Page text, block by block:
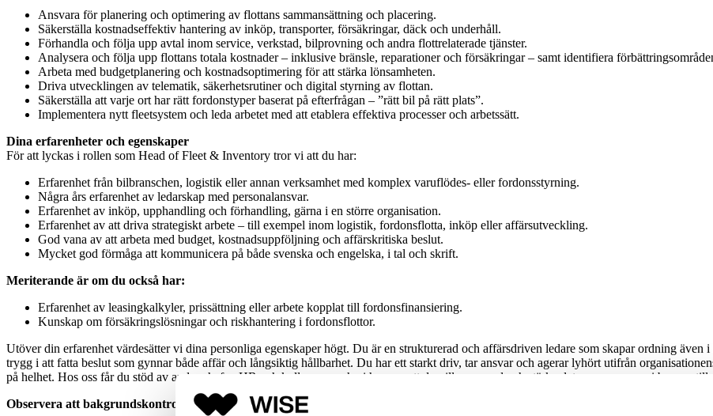
Ansvara för planering och optimering av flottans sammansättning och placering.
Säkerställa kostnadseffektiv hantering av inköp, transporter, försäkringar, däck och underhåll.
Förhandla och följa upp avtal inom service, verkstad, bilprovning och andra flottrelaterade tjänster.
Analysera och följa upp flottans totala kostnader – inklusive bränsle, reparationer och försäkringar – samt identifiera
Arbeta med budgetplanering och kostnadsoptimering för att stärka lönsamheten.
Driva utvecklingen av telematik, säkerhetsrutiner och digital styrning av flottan.
Säkerställa att varje ort har rätt fordonstyper baserat på efterfrågan – ”rätt bil på rätt plats”.
Implementera nytt fleetsystem och leda arbetet med att etablera effektiva processer och arbetssätt.
Dina erfarenheter och egenskaper
För att lyckas i rollen som Head of Fleet & Inventory tror vi att du har:
Erfarenhet från bilbranschen, logistik eller annan verksamhet med komplex varuflödes- eller fordonsstyrning.
Några års erfarenhet av ledarskap med personalansvar.
Erfarenhet av inköp, upphandling och förhandling, gärna i en större organisation.
Erfarenhet av att driva strategiskt arbete – till exempel inom logistik, fordonsflotta, inköp eller affärsutveckling.
God vana av att arbeta med budget, kostnadsuppföljning och affärskritiska beslut.
Mycket god förmåga att kommunicera på både svenska och engelska, i tal och skrift.
Meriterande är om du också har:
Erfarenhet av leasingkalkyler, prissättning eller arbete kopplat till fordonsfinansiering.
Kunskap om försäkringslösningar och riskhantering i fordonsflottor.
Utöver din erfarenhet värdesätter vi dina personliga egenskaper högt. Du är en strukturerad och affärsdriven ledare som skapar ordning
trygg i att fatta beslut som gynnar både affär och långsiktig hållbarhet. Du har ett starkt driv, tar ansvar och agerar lyhört utifrån
på helhet. Hos oss får du stöd av andra chefer, HR och kollegor – och vi hoppas att du vill vara med och stärka det engagemang vi bygger
Observera att bakgrundskontroller genomförs på slutkandidater!